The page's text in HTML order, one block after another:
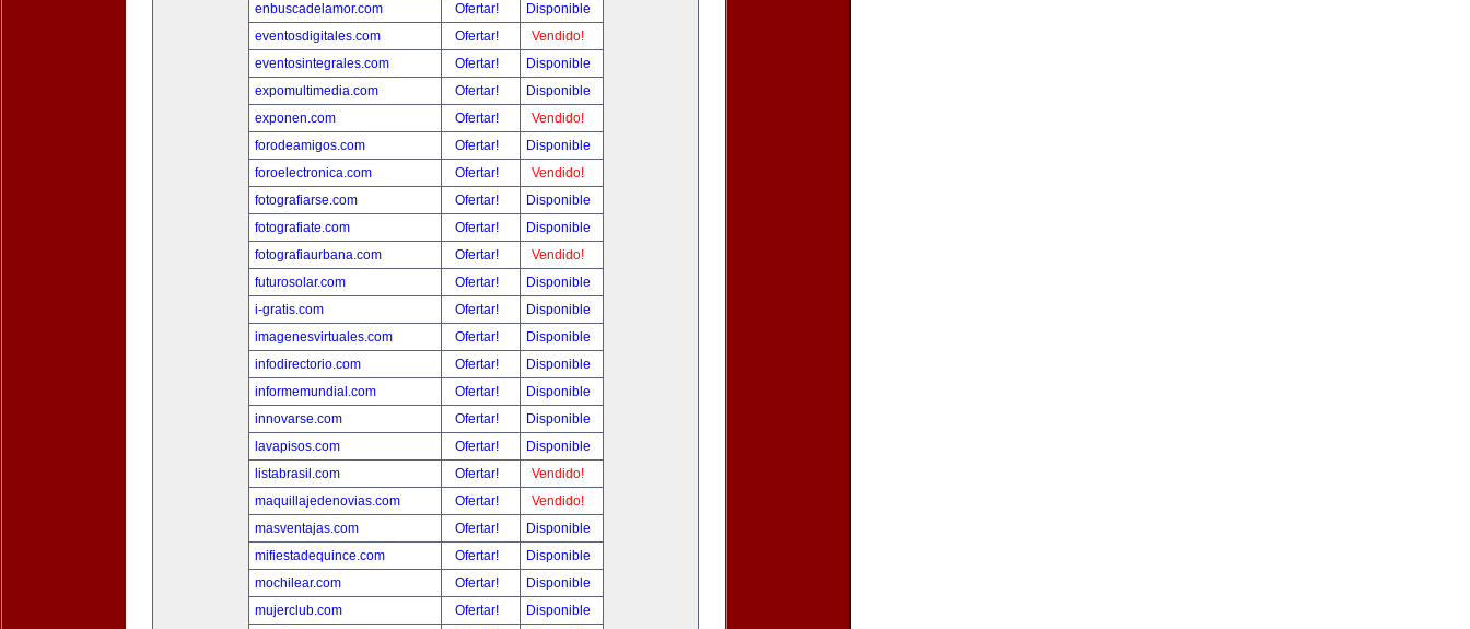
enbuscadelamor.com
Ofertar!
Disponible
eventosdigitales.com
Ofertar!
Vendido!
eventosintegrales.com
Ofertar!
Disponible
expomultimedia.com
Ofertar!
Disponible
exponen.com
Ofertar!
Vendido!
forodeamigos.com
Ofertar!
Disponible
foroelectronica.com
Ofertar!
Vendido!
fotografiarse.com
Ofertar!
Disponible
fotografiate.com
Ofertar!
Disponible
fotografiaurbana.com
Ofertar!
Vendido!
futurosolar.com
Ofertar!
Disponible
i-gratis.com
Ofertar!
Disponible
imagenesvirtuales.com
Ofertar!
Disponible
infodirectorio.com
Ofertar!
Disponible
informemundial.com
Ofertar!
Disponible
innovarse.com
Ofertar!
Disponible
lavapisos.com
Ofertar!
Disponible
listabrasil.com
Ofertar!
Vendido!
maquillajedenovias.com
Ofertar!
Vendido!
masventajas.com
Ofertar!
Disponible
mifiestadequince.com
Ofertar!
Disponible
mochilear.com
Ofertar!
Disponible
mujerclub.com
Ofertar!
Disponible